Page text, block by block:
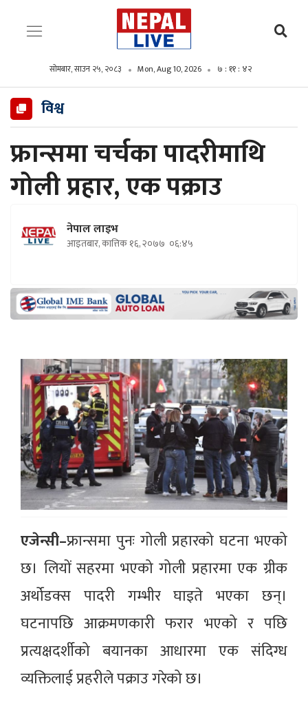
सोमबार, साउन २५, २०८३ Mon, Aug 10, 2026 ७ : ११ : ४३
विश्व
फ्रान्समा चर्चका पादरीमाथि
गोली प्रहार, एक पक्राउ
नेपाल लाइभ
आइतबार, कात्तिक १६, २०७७ ०६:४५
एजेन्सी–फ्रान्समा पुनः गोली प्रहारको घटना भएको
छ। लियों सहरमा भएको गोली प्रहारमा एक ग्रीक
अर्थोडक्स पादरी गम्भीर घाइते भएका छन्।
घटनापछि आक्रमणकारी फरार भएको र पछि
प्रत्यक्षदर्शीको बयानका आधारमा एक संदिग्ध
व्यक्तिलाई प्रहरीले पक्राउ गरेको छ।